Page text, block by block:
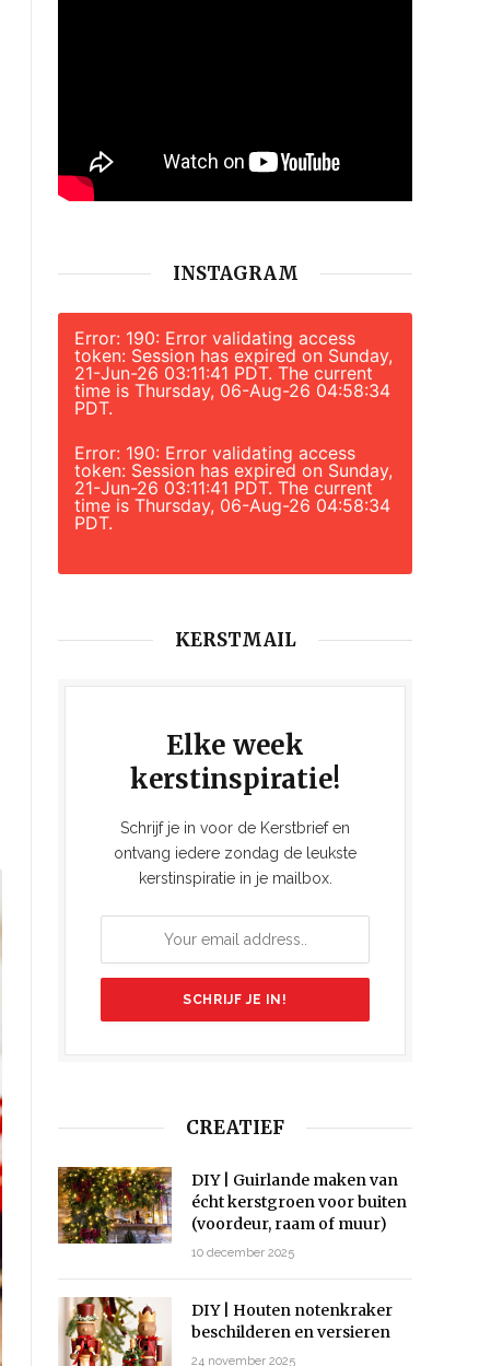
INSTAGRAM
Error: 190: Error validating access
token: Session has expired on Sunday,
21-Jun-26 03:11:41 PDT. The current
time is Thursday, 06-Aug-26 04:58:34
PDT.
Error: 190: Error validating access
token: Session has expired on Sunday,
21-Jun-26 03:11:41 PDT. The current
time is Thursday, 06-Aug-26 04:58:34
PDT.
KERSTMAIL
Elke week
kerstinspiratie!
Schrijf je in voor de Kerstbrief en
ontvang iedere zondag de leukste
kerstinspiratie in je mailbox.
CREATIEF
DIY | Guirlande maken van
écht kerstgroen voor buiten
(voordeur, raam of muur)
10 december 2025
DIY | Houten notenkraker
beschilderen en versieren
24 november 2025